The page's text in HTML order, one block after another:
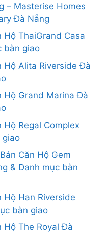
– Masterise Homes
Đà Nẵng
Hộ ThaiGrand Casa
bàn giao
Hộ Alita Riverside Đà
Hộ Grand Marina Đà
Hộ Regal Complex
giao
Căn Hộ Gem
& Danh mục bàn
Hộ Han Riverside
bàn giao
Hộ The Royal Đà